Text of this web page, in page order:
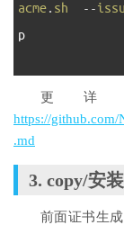
acme. sh --
p
更
https://github.com/
.md
3. copy/安
前面证书生